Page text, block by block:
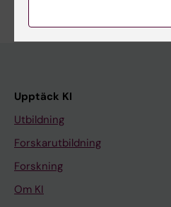
Upptäck KI
Utbildning
Forskarutbildning
Forskning
Om KI